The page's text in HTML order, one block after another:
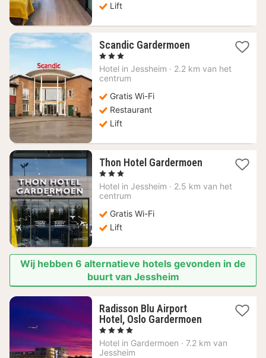
Lift
Scandic Gardermoen1
vanaf
, 3 Sterren
Hotel in Jessheim · 2.2 km van het
centrum
Gratis Wi-Fi
Restaurant
Lift
Thon Hotel Gardermoen1
vanaf
, 3 Sterren
Hotel in Jessheim · 2.5 km van het
centrum
Gratis Wi-Fi
Lift
Wij hebben 6 alternatieve hotels gevonden in de
buurt van Jessheim
Radisson Blu Airport
Hotel, Oslo Gardermoen1
vanaf
, 4 Sterren
Hotel in Gardermoen · 7.2 km van
Jessheim